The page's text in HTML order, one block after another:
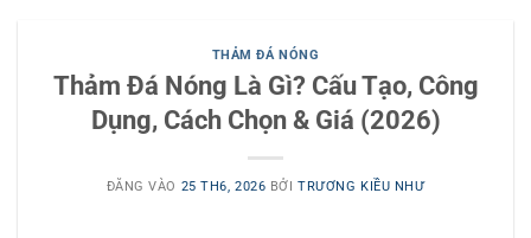
THẢM ĐÁ NÓNG
Thảm Đá Nóng Là Gì? Cấu Tạo, Công
Dụng, Cách Chọn & Giá (2026)
ĐĂNG VÀO 25 TH6, 2026 BỞITRƯƠNG KIỀU NHƯ